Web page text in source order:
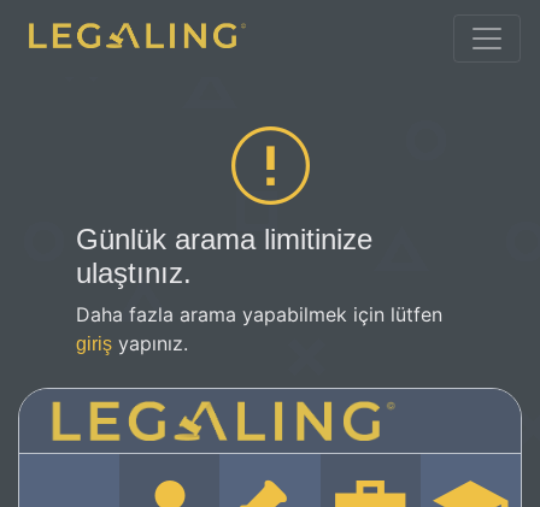
Günlük arama limitinize
ulaştınız.
Daha fazla arama yapabilmek için lütfen
giriş yapınız.